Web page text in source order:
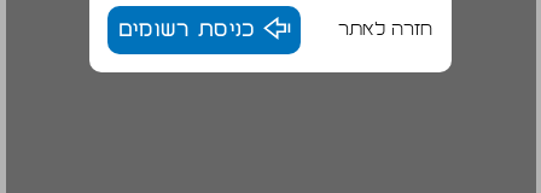
חזרה לאתר כניסת רשומים